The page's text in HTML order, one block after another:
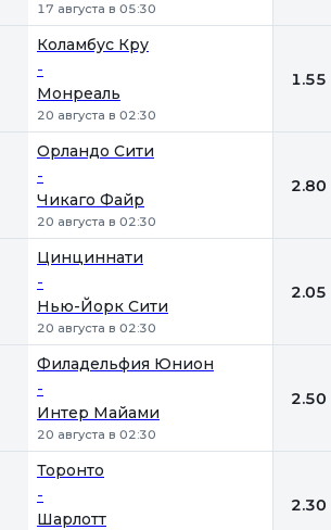
17 августа в 05:30
Коламбус Кру
-
Монреаль
20 августа в 02:30
1.55
Орландо Сити
-
Чикаго Файр
20 августа в 02:30
2.80
Цинциннати
-
Нью-Йорк Сити
20 августа в 02:30
2.05
Филадельфия Юнион
-
Интер Майами
20 августа в 02:30
2.50
Торонто
-
Шарлотт
2.30